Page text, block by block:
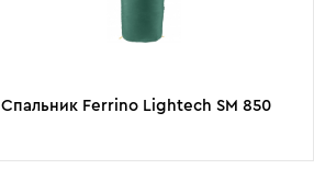
Спальник Ferrino Lightech SM 850